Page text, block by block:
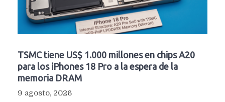
TSMC tiene US$ 1.000 millones en chips A20
para los iPhones 18 Pro a la espera de la
memoria DRAM
9 agosto, 2026